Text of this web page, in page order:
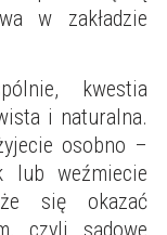
w zakładzie
kwestia
i naturalna.
osobno –
lub weźmiecie
się okazać